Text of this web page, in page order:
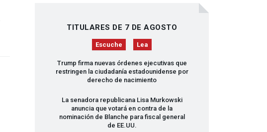
TITULARES DE 7 DE AGOSTO
Escuche Lea
Trump firma nuevas órdenes ejecutivas que
restringen la ciudadanía estadounidense por
derecho de nacimiento
La senadora republicana Lisa Murkowski
anuncia que votará en contra de la
nominación de Blanche para fiscal general
de EE.UU.